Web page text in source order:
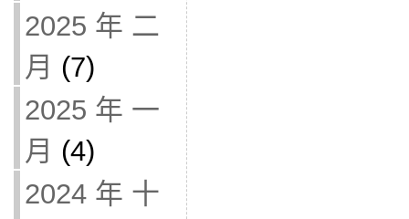
2025 年 二
月 (7)
2025 年 一
月 (4)
2024 年 十